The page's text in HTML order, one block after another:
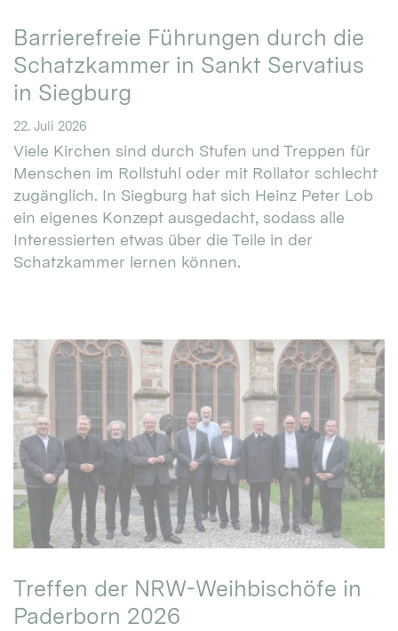
Barrierefreie Führungen durch die
Schatzkammer in Sankt Servatius
in Siegburg
22. Juli 2026
Viele Kirchen sind durch Stufen und Treppen für
Menschen im Rollstuhl oder mit Rollator schlecht
zugänglich. In Siegburg hat sich Heinz Peter Lob
ein eigenes Konzept ausgedacht, sodass alle
Interessierten etwas über die Teile in der
Schatzkammer lernen können.
Treffen der NRW-Weihbischöfe in
Paderborn 2026